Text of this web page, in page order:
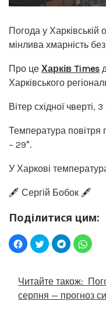
Погода у Харківській
мінлива хмарність
Про це Харків Times
Харківського
Вітер східної чверті,
Температура повітря
– 29°.
У Харкові
🖋️ Сергій Бобок 🖋️
Поділитися цим:
Читайте також:
серпня — прогноз